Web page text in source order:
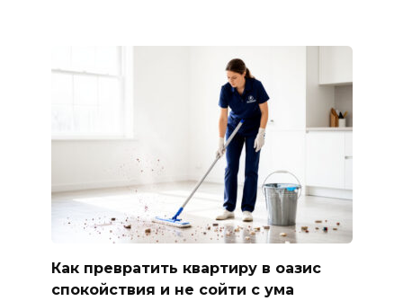
Как превратить квартиру в оазис
спокойствия и не сойти с ума